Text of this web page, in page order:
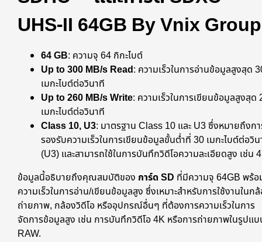
UHS-II 64GB By Vnix Group
64 GB: ความจุ 64 กิกะไบต์
Up to 300 MB/s Read: ความเร็วในการอ่านข้อมูลสูงสุด
เมกะไบต์ต่อวินาที
Up to 260 MB/s Write: ความเร็วในการเขียนข้อมูลสูงสุด
เมกะไบต์ต่อวินาที
Class 10, U3: มาตรฐาน Class 10 และ U3 ซึ่งหมายถึงก
รองรับความเร็วในการเขียนข้อมูลขั้นต่ำที่ 30 เมกะไบต์ต่อวิ
(U3) และสามารถใช้ในการบันทึกวิดีโอความละเอียดสูง เช่น
ข้อมูลนี้อธิบายถึงคุณสมบัติของ การ์ด SD ที่มีความจุ 64GB พร้อ
ความเร็วในการอ่าน/เขียนข้อมูลสูง ซึ่งเหมาะสำหรับการใช้งานในก
ถ่ายภาพ, กล้องวิดีโอ หรืออุปกรณ์อื่นๆ ที่ต้องการความเร็วในการ
จัดการข้อมูลสูง เช่น การบันทึกวิดีโอ 4K หรือการถ่ายภาพในรูปแ
RAW.